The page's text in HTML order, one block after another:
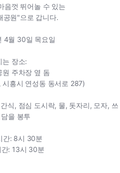
음껏 뛰어놀 수 있는
공원"으로 갑니다.
4월 30일 목요일
는 장소:
원 주차장 옆 돔
흥시 연성동 동서로 287)
식, 점심 도시락, 물, 돗자리, 모자, 쓰
을 봉투
간: 8시 30분
간: 13시 30분